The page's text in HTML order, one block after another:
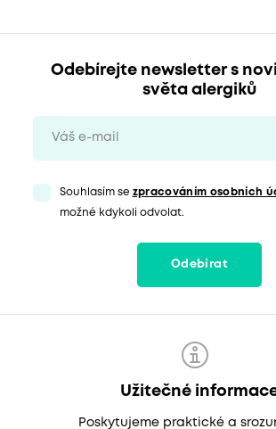
Odebírejte newsletter s
světa alergiků
Souhlasím se zpracováním osobních
možné kdykoli odvolat.
Odebírat
Užitečné
Poskytujeme praktické a